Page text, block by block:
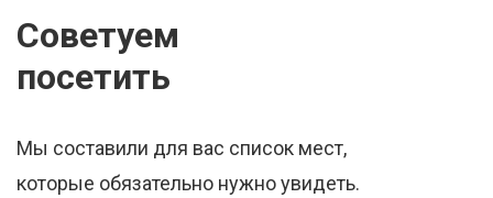
Советуем
посетить
Мы составили для вас список мест,
которые обязательно нужно увидеть.